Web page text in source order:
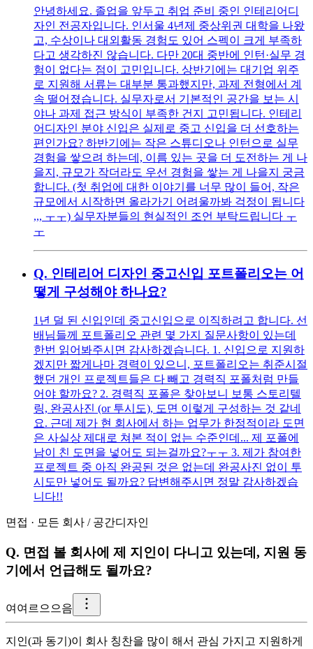
안녕하세요. 졸업을 앞두고 취업 준비 중인 인테리어디
자인 전공자입니다. 인서울 4년제 중상위권 대학을 나왔
고, 수상이나 대외활동 경험도 있어 스펙이 크게 부족하
다고 생각하진 않습니다. 다만 20대 중반에 인턴·실무 경
험이 없다는 점이 고민입니다. 상반기에는 대기업 위주
로 지원해 서류는 대부분 통과했지만, 과제 전형에서 계
속 떨어졌습니다. 실무자로서 기본적인 공간을 보는 시
야나 과제 접근 방식이 부족한 건지 고민됩니다. 인테리
어디자인 분야 신입은 실제로 중고 신입을 더 선호하는
편인가요? 하반기에는 작은 스튜디오나 인턴으로 실무
경험을 쌓으려 하는데, 이름 있는 곳을 더 도전하는 게 나
을지, 규모가 작더라도 우선 경험을 쌓는 게 나을지 궁금
합니다. (첫 취업에 대한 이야기를 너무 많이 들어, 작은
규모에서 시작하면 올라가기 어려울까봐 걱정이 됩니다
,,, ㅜㅜ) 실무자분들의 현실적인 조언 부탁드립니다 ㅜ
ㅜ
Q. 인테리어 디자인 중고신입 포트폴리오는 어
떻게 구성해야 하나요?
1년 덜 된 신입인데 중고신입으로 이직하려고 합니다. 선
배님들께 포트폴리오 관련 몇 가지 질문사항이 있는데
한번 읽어봐주시면 감사하겠습니다. 1. 신입으로 지원하
겠지만 짧게나마 경력이 있으니, 포트폴리오는 취준시절
했던 개인 프로젝트들은 다 빼고 경력직 포폴처럼 만들
어야 할까요? 2. 경력직 포폴은 찾아보니 보통 스토리텔
링, 완공사진 (or 투시도), 도면 이렇게 구성하는 것 같네
요. 근데 제가 현 회사에서 하는 업무가 한정적이라 도면
은 사실상 제대로 쳐본 적이 없는 수준인데... 제 포폴에
남이 친 도면을 넣어도 되는걸까요?ㅜㅜ 3. 제가 참여한
프로젝트 중 아직 완공된 것은 없는데 완공사진 없이 투
시도만 넣어도 될까요? 답변해주시면 정말 감사하겠습
니다!!
면접 · 모든 회사 / 공간디자인
Q. 면접 볼 회사에 제 지인이 다니고 있는데, 지원 동
기에서 언급해도 될까요?
여 여르으으음
지인(과 동기)이 회사 칭찬을 많이 해서 관심 가지고 지원하게